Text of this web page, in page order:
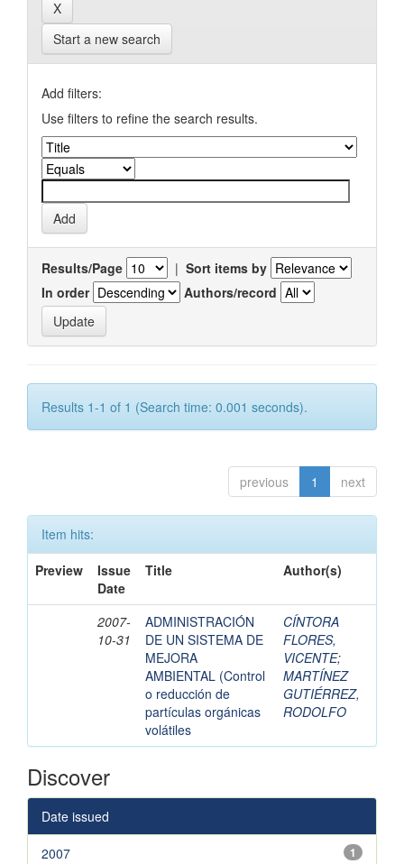
Start a new search
Add filters:
Use filters to refine the search results.
Results/Page | Sort items by
In order
Authors/record
Results 1-1 of 1 (Search time: 0.001 seconds).
previous 1 next
Item hits:
Preview
Issue
Date
Title Author(s)
2007-
10-31
ADMINISTRACIÓN
DE UN SISTEMA DE
MEJORA
AMBIENTAL (Control
o reducción de
partículas orgánicas
volátiles
CÍNTORA
FLORES,
VICENTE;
MARTÍNEZ
GUTIÉRREZ,
RODOLFO
Discover
Date issued
1
2007